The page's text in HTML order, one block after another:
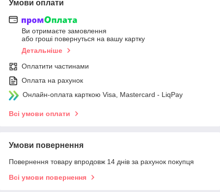
Умови оплати
Ви отримаєте замовлення
або гроші повернуться на вашу картку
Детальніше
Оплатити частинами
Оплата на рахунок
Онлайн-оплата карткою Visa, Mastercard - LiqPay
Всі умови оплати
Умови повернення
Повернення товару впродовж 14 днів за рахунок покупця
Всі умови повернення